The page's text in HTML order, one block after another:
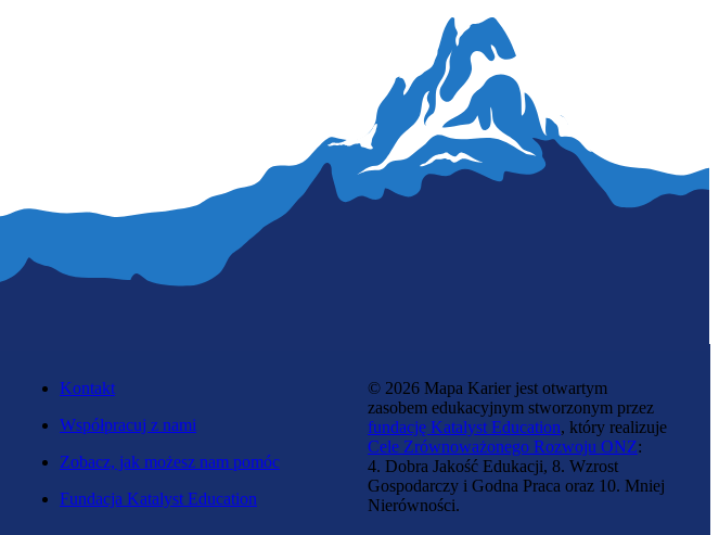
Kontakt
Współpracuj z nami
Zobacz, jak możesz nam pomóc
Fundacja Katalyst Education
© 2026 Mapa Karier jest otwartym
zasobem edukacyjnym stworzonym przez
fundację Katalyst Education, który realizuje
Cele Zrównoważonego Rozwoju ONZ:
4. Dobra Jakość Edukacji, 8. Wzrost
Gospodarczy i Godna Praca oraz 10. Mniej
Nierówności.